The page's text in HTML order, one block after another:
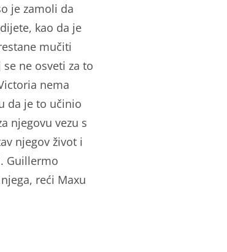
je zamoli da
kao da je
mučiti
ne osveti za to
nema
da je to učinio
njegovu vezu s
njegov život i
Guillermo
reći Maxu